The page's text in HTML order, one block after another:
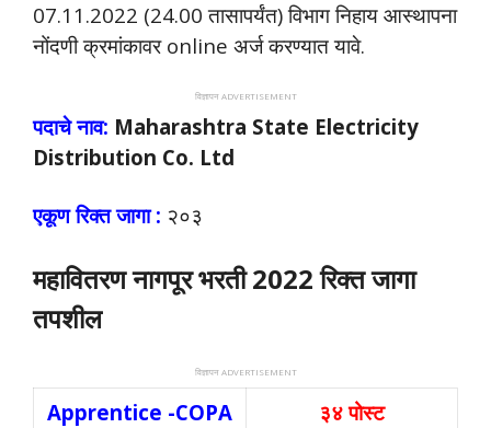
07.11.2022 (24.00 तासापर्यंत) विभाग निहाय आस्थापना
नोंदणी क्रमांकावर online अर्ज करण्यात यावे.
विज्ञापन ADVERTISEMENT
पदाचे नाव: Maharashtra State Electricity
Distribution Co. Ltd
एकूण रिक्त जागा : २०३
महावितरण नागपूर भरती 2022 रिक्त जागा
तपशील
विज्ञापन ADVERTISEMENT
Apprentice -COPA
३४ पोस्ट